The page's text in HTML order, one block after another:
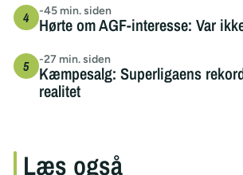
-45 min. siden
Hørte om AGF-interesse: Var
-27 min. siden
Kæmpesalg: Superligaens
realitet